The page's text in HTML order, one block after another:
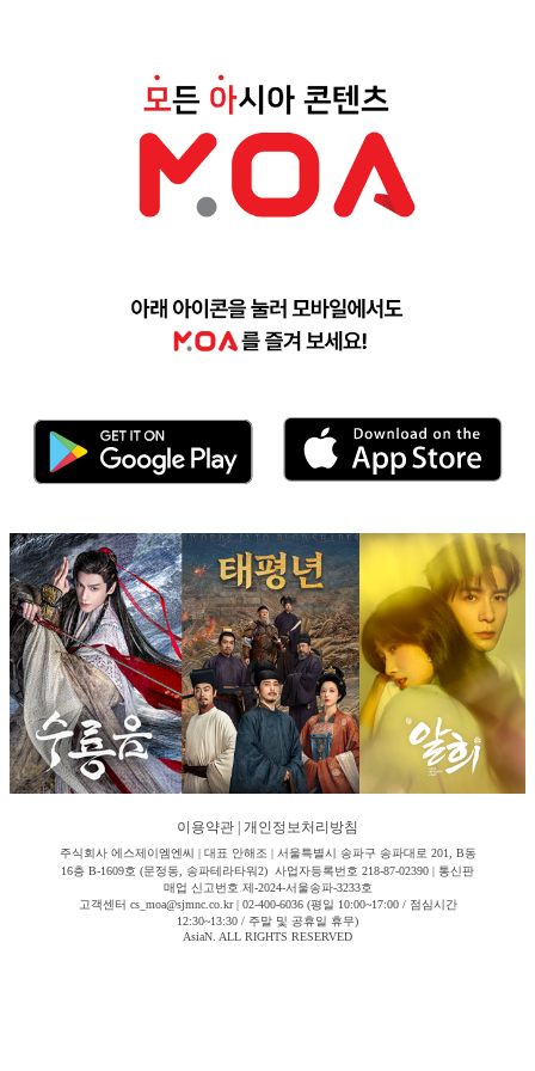
이용약관 개인정보처리방침
주식회사 에스제이엠엔씨 | 대표 안해조 | 서울특별시 송파구 송파대로 201, B동
16층 B-1609호 (문정동, 송파테라타워2) 사업자등록번호 218-87-02390 | 통신판
매업 신고번호 제-2024-서울송파-3233호
고객센터 cs_moa@sjmnc.co.kr | 02-400-6036 (평일 10:00~17:00 / 점심시간
12:30~13:30 / 주말 및 공휴일 휴무)
AsiaN. ALL RIGHTS RESERVED